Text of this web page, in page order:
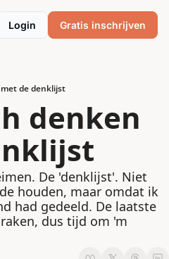
Coach
Login Gratis inschrijven
de denklijst
denken
De 'denklijst'. Niet
houden, maar omdat ik
had gedeeld. De laatste
dus tijd om 'm